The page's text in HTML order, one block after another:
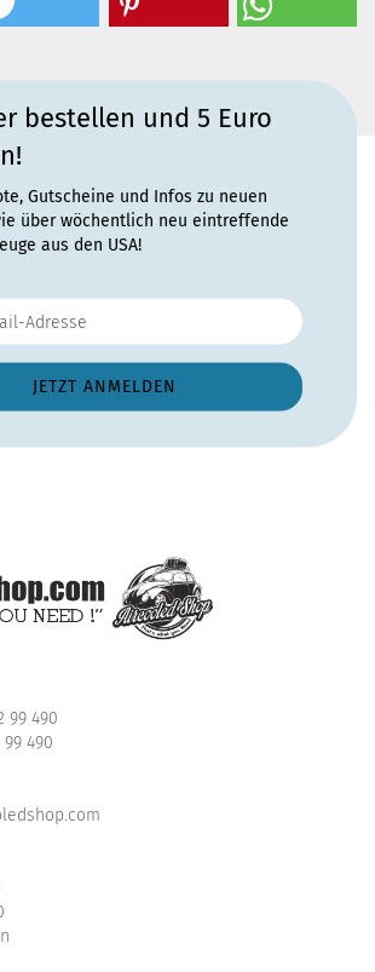
bestellen und 5 Euro
Gutscheine und Infos zu neuen
über wöchentlich neu eintreffende
aus den USA!
99 490
99 490